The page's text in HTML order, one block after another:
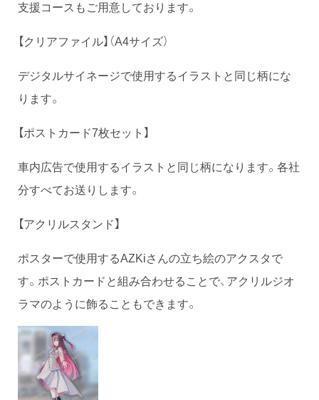
支援コースもご用意しております。
【クリアファイル】（A4サイズ）
デジタルサイネージで使用するイラストと同じ柄にな
ります。
【ポストカード7枚セット】
車内広告で使用するイラストと同じ柄になります。各社
分すべてお送りします。
【アクリルスタンド】
ポスターで使用するAZKiさんの立ち絵のアクスタで
す。ポストカードと組み合わせることで、アクリルジオ
ラマのように飾ることもできます。